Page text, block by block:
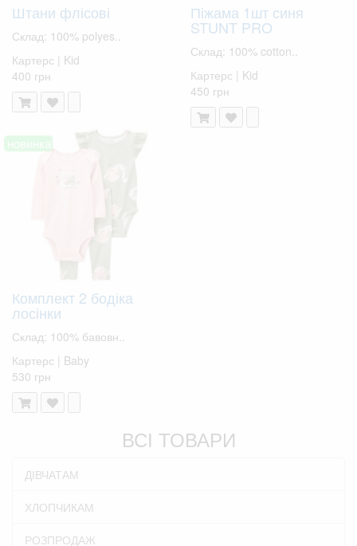
Штани флісові
Склад: 100% polyes..
Картерс | Kid
400 грн
Піжама 1шт синя
STUNT PRO
Склад: 100% cotton..
Картерс | Kid
450 грн
новинка!
Комплект 2 бодіка
лосінки
Склад: 100% бавовн..
Картерс | Baby
530 грн
ВСІ ТОВАРИ
ДІВЧАТАМ
ХЛОПЧИКАМ
РОЗПРОДАЖ